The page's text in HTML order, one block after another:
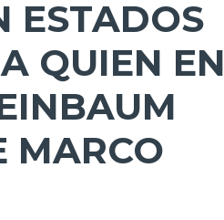
ESTADOS
QUIEN EN
MARCO